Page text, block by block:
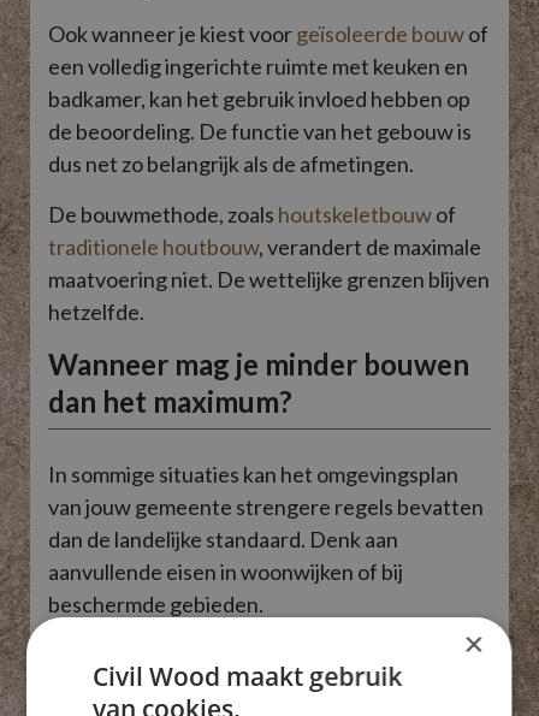
Ook wanneer je kiest voorgeïsoleerde bouwof
een volledig ingerichte ruimte met keuken en
badkamer, kan het gebruik invloed hebben op
de beoordeling. De functie van het gebouw is
dus net zo belangrijk als de afmetingen.
De bouwmethode, zoals houtskeletbouwof
traditionele houtbouw, verandert de maximale
maatvoering niet. De wettelijke grenzen blijven
hetzelfde.
Wanneer mag je minder bouwen
dan het maximum?
In sommige situaties kan het omgevingsplan
van jouw gemeente strengere regels bevatten
dan de landelijke standaard. Denk aan
aanvullende eisen in woonwijken of bij
beschermde gebieden.
dorpsgezicht gelden afwijkende regels. In die
×
Civil Wood maakt gebruik
van cookies.